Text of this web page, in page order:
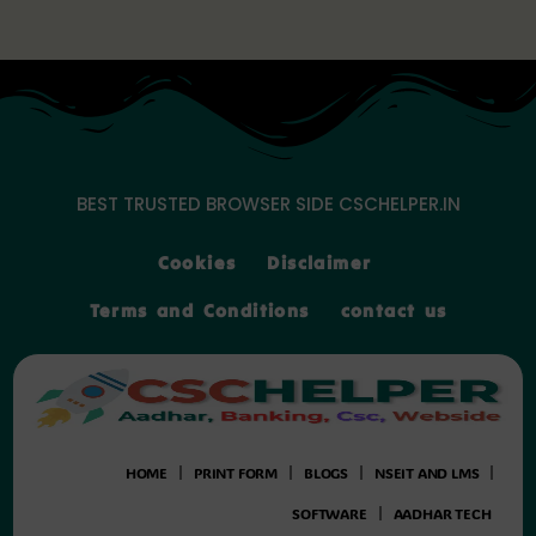
to
BEST TRUSTED BROWSER SIDE CSCHELPER.IN
Cookies Disclaimer
Terms and Conditions contact us
HOME PRINT FORM BLOGS NSEIT AND LMS
SOFTWARE AADHAR TECH